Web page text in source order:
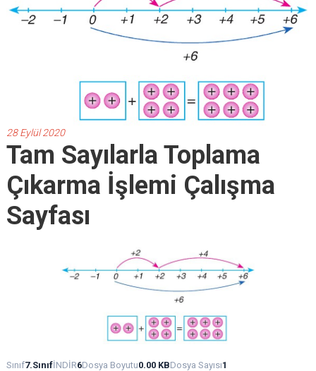
28 Eylül 2020
Tam Sayılarla Toplama
Çıkarma İşlemi Çalışma
Sayfası
Sınıf7.SınıfİNDİR6Dosya Boyutu0.00 KBDosya Sayısı1